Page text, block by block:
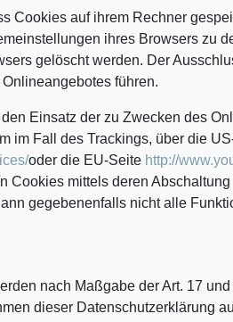
Cookies auf ihrem Rechner
ihres Browsers zu
gelöscht werden. Der
führen.
Einsatz der zu Zwecken des
im Fall des Trackings, über die
oder die EU-Seite http://
Cookies mittels deren
gegebenenfalls nicht alle
nach Maßgabe der Art. 17
dieser Datenschutzerklärung